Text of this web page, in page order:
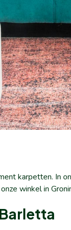
karpetten. In
winkel in